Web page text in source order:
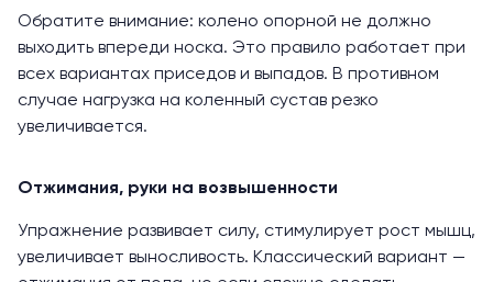
Обратите внимание: колено опорной не должно
выходить впереди носка. Это правило работает при
всех вариантах приседов и выпадов. В противном
случае нагрузка на коленный сустав резко
увеличивается.
Отжимания, руки на возвышенности
Упражнение развивает силу, стимулирует рост мышц,
увеличивает выносливость. Классический вариант —